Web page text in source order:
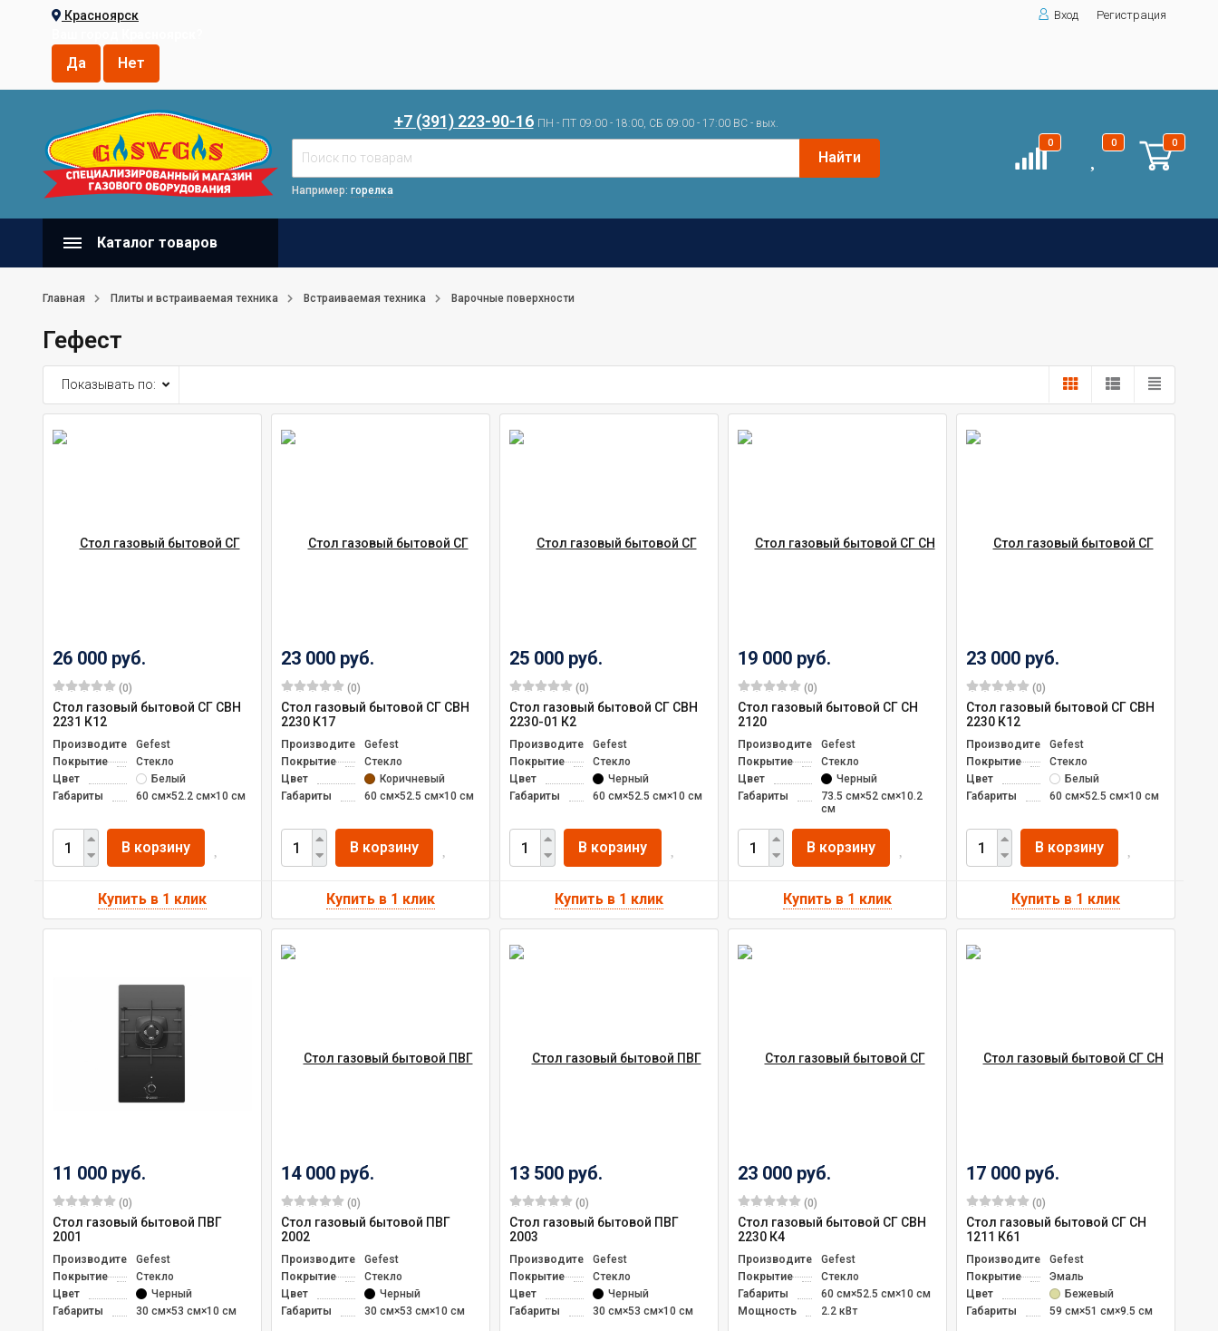
Красноярск
Вход Регистрация
+7 (391) 223-90-16 ПН - ПТ 09:00 - 18:00, СБ 09:00 - 17:00 ВС - вых.
Найти
Например: горелка
0 0 0
Каталог товаров
Главная Плиты и встраиваемая техника Встраиваемая техника Варочные поверхности
Гефест
Показывать по:
26 000 руб.
(0)
Стол газовый бытовой СГ СВН
2231 К12
ПроизводительGefest
Покрытие
Стекло
Цвет
Белый
Габариты
60 см×52.2 см×10 см
В корзину
23 000 руб.
(0)
Стол газовый бытовой СГ СВН
2230 К17
ПроизводительGefest
Покрытие
Стекло
Цвет
Коричневый
Габариты
60 см×52.5 см×10 см
В корзину
25 000 руб.
(0)
Стол газовый бытовой СГ СВН
2230-01 К2
ПроизводительGefest
Покрытие
Стекло
Цвет
Черный
Габариты
60 см×52.5 см×10 см
В корзину
19 000 руб.
(0)
Стол газовый бытовой СГ СН
2120
ПроизводительGefest
Покрытие
Стекло
Цвет
Черный
Габариты
73.5 см×52 см×10.2
см
В корзину
23 000 руб.
(0)
Стол газовый бытовой СГ СВН
2230 К12
ПроизводительGefest
Покрытие
Стекло
Цвет
Белый
Габариты
60 см×52.5 см×10 см
В корзину
11 000 руб.
(0)
Стол газовый бытовой ПВГ
2001
ПроизводительGefest
Покрытие
Стекло
Цвет
Черный
Габариты
30 см×53 см×10 см
14 000 руб.
(0)
Стол газовый бытовой ПВГ
2002
ПроизводительGefest
Покрытие
Стекло
Цвет
Черный
Габариты
30 см×53 см×10 см
13 500 руб.
(0)
Стол газовый бытовой ПВГ
2003
ПроизводительGefest
Покрытие
Стекло
Цвет
Черный
Габариты
30 см×53 см×10 см
23 000 руб.
(0)
Стол газовый бытовой СГ СВН
2230 К4
ПроизводительGefest
Покрытие
Стекло
Габариты
60 см×52.5 см×10 см
Мощность
2.2 кВт
17 000 руб.
(0)
Стол газовый бытовой СГ СН
1211 К61
ПроизводительGefest
Покрытие
Эмаль
Цвет
Бежевый
Габариты
59 см×51 см×9.5 см